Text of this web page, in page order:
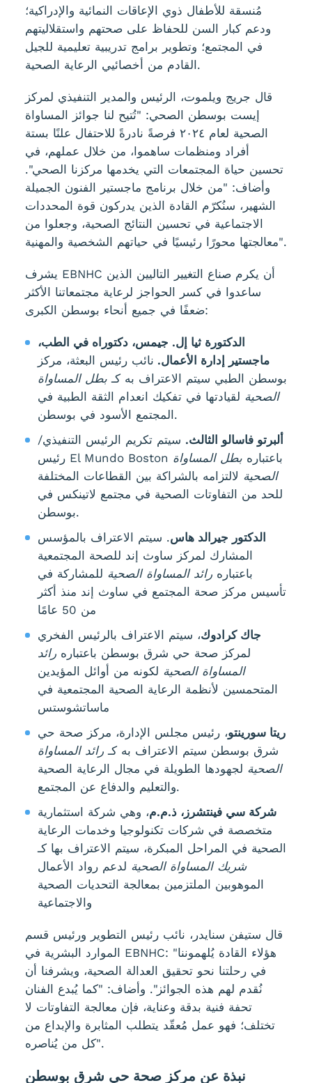
مُنسقة للأطفال ذوي الإعاقات النمائية والإدراكية؛
ودعم كبار السن للحفاظ على صحتهم واستقلاليتهم
في المجتمع؛ وتطوير برامج تدريبية تعليمية للجيل
القادم من أخصائيي الرعاية الصحية.
قال جريج ويلموت، الرئيس والمدير التنفيذي لمركز
إيست بوسطن الصحي: "تُتيح لنا جوائز المساواة
الصحية لعام ٢٠٢٤ فرصةً نادرةً للاحتفال علنًا بستة
أفراد ومنظمات ساهموا، من خلال عملهم، في
تحسين حياة المجتمعات التي يخدمها مركزنا الصحي".
وأضاف: "من خلال برنامج ماجستير الفنون الجميلة
الشهير، سنُكرّم القادة الذين يدركون قوة المحددات
الاجتماعية في تحسين النتائج الصحية، وجعلوا من
معالجتها محورًا رئيسيًا في حياتهم الشخصية والمهنية".
يشرف EBNHC أن يكرم صناع التغيير التاليين الذين
ساعدوا في كسر الحواجز لرعاية مجتمعاتنا الأكثر
ضعفًا في جميع أنحاء بوسطن الكبرى:
الدكتورة ثيا إل. جيمس، دكتوراه في الطب،
ماجستير إدارة الأعمال. نائب رئيس البعثة، مركز
بوسطن الطبي سيتم الاعتراف به كـبطل المساواة
الصحية لقيادتها في تفكيك انعدام الثقة الطبية في
المجتمع الأسود في بوسطن.
ألبرتو فاسالو الثالث. سيتم تكريم الرئيس التنفيذي/
رئيس El Mundo Boston باعتبارهبطل المساواة
الصحية لالتزامه بالشراكة بين القطاعات المختلفة
للحد من التفاوتات الصحية في مجتمع لاتينكس في
بوسطن.
الدكتور جيرالد هاس. سيتم الاعتراف بالمؤسس
المشارك لمركز ساوث إند للصحة المجتمعية
باعتباره رائد المساواة الصحية للمشاركة في
تأسيس مركز صحة المجتمع في ساوث إند منذ أكثر
من 50 عامًا
جاك كرادوك، سيتم الاعتراف بالرئيس الفخري
لمركز صحة حي شرق بوسطن باعتبارهرائد
المساواة الصحية لكونه من أوائل المؤيدين
المتحمسين لأنظمة الرعاية الصحية المجتمعية في
ماساتشوستس
ريتا سورينتو، رئيس مجلس الإدارة، مركز صحة حي
شرق بوسطن سيتم الاعتراف به كـرائد المساواة
الصحية لجهودها الطويلة في مجال الرعاية الصحية
والتعليم والدفاع عن المجتمع.
شركة سي فينتشرز، ذ.م.م، وهي شركة استثمارية
متخصصة في شركات تكنولوجيا وخدمات الرعاية
الصحية في المراحل المبكرة، سيتم الاعتراف بها كـ
شريك المساواة الصحية لدعم رواد الأعمال
الموهوبين الملتزمين بمعالجة التحديات الصحية
والاجتماعية
قال ستيفن سنايدر، نائب رئيس التطوير ورئيس قسم
الموارد البشرية في EBNHC: "هؤلاء القادة يُلهموننا
في رحلتنا نحو تحقيق العدالة الصحية، ويشرفنا أن
نُقدم لهم هذه الجوائز". وأضاف: "كما يُبدع الفنان
تحفة فنية بدقة وعناية، فإن معالجة التفاوتات لا
تختلف؛ فهو عمل مُعقّد يتطلب المثابرة والإبداع من
كل من يُناصره".
نبذة عن مركز صحة حي شرق بوسطن